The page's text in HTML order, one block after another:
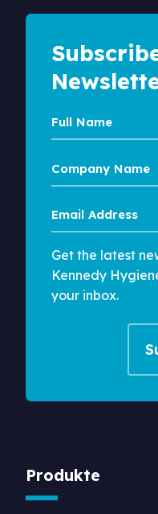
Full
Name
Company
Name
Email
Address
Get the latest
Kennedy
your inbox.
Produkte